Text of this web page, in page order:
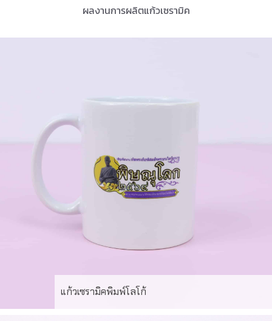
ผลงานการผลิตแก้วเซรามิค
แก้วเซรามิคพิมพ์โลโก้